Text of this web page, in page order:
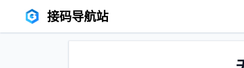
接码导航站